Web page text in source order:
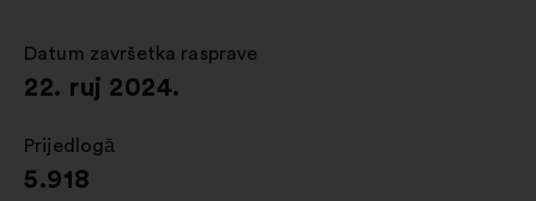
kartici
Datum završetka rasprave
:
22. ruj 2024.
Prijedlogā
:
5.918